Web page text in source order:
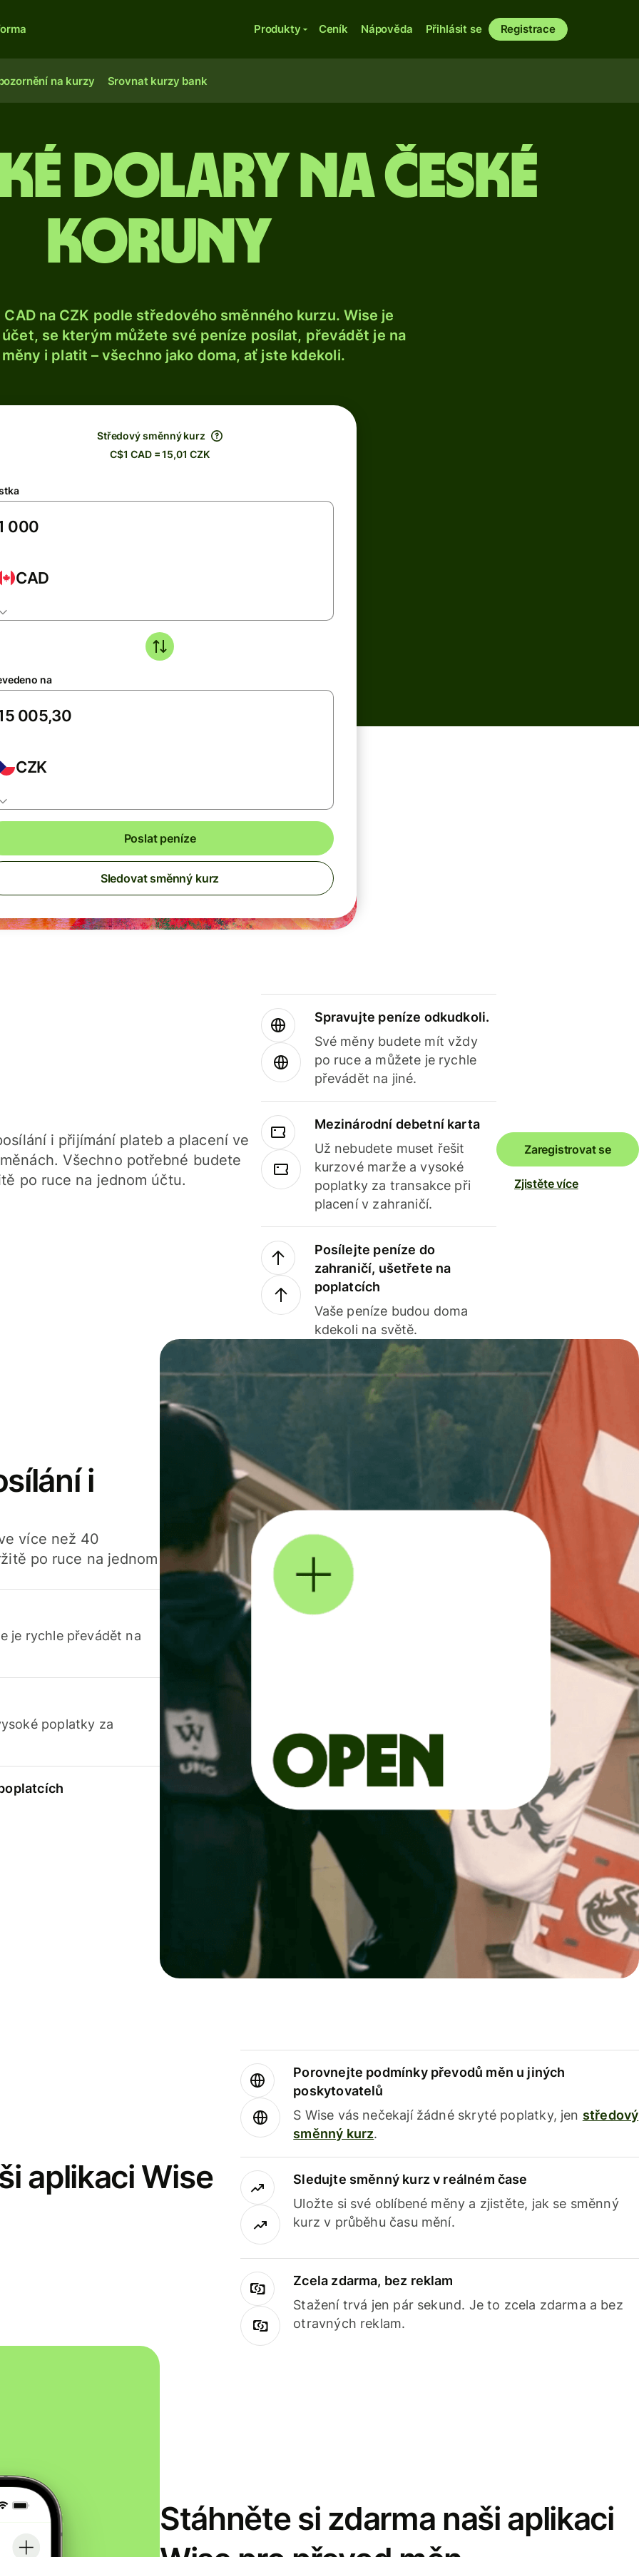
Produkty Ceník Nápověda Přihlásit se Registrace
na kurzy Srovnat kurzy bank
dolary na české
koruny
na CZK podle středového směnného kurzu. Wise je
se kterým můžete své peníze posílat, převádět je na
i platit – všechno jako doma, ať jste kdekoli.
Středový směnný kurz
C$1 CAD = 15,01 CZK
CAD
na
CZK
Poslat peníze
Sledovat směnný kurz
i přijímání plateb a placení ve
Všechno potřebné budete
po ruce na jednom účtu.
Spravujte peníze odkudkoli.
Své měny budete mít vždy
po ruce a můžete je rychle
převádět na jiné.
Mezinárodní debetní karta
Už nebudete muset řešit
kurzové marže a vysoké
poplatky za transakce při
placení v zahraničí.
Posílejte peníze do
zahraničí, ušetřete na
poplatcích
Vaše peníze budou doma
kdekoli na světě.
Zaregistrovat se
Zjistěte více
i
více než 40
po ruce na jednom
je rychle převádět na
poplatky za
aplikaci Wise
Porovnejte podmínky převodů měn u jiných
poskytovatelů
S Wise vás nečekají žádné skryté poplatky, jen středový
směnný kurz.
Sledujte směnný kurz v reálném čase
Uložte si své oblíbené měny a zjistěte, jak se směnný
kurz v průběhu času mění.
Zcela zdarma, bez reklam
Stažení trvá jen pár sekund. Je to zcela zdarma a bez
otravných reklam.
Stáhněte si zdarma naši aplikaci